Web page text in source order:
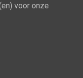
voor onze